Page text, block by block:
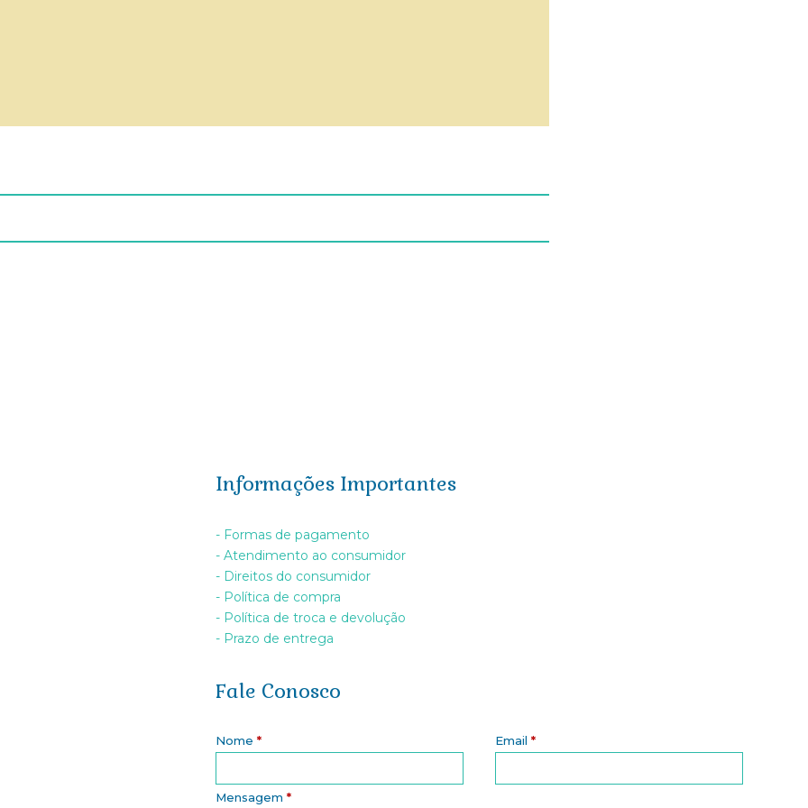
Informações Importantes
- Formas de pagamento
- Atendimento ao consumidor
- Direitos do consumidor
- Política de compra
- Política de troca e devolução
- Prazo de entrega
Fale Conosco
Nome * Email*
Mensagem *